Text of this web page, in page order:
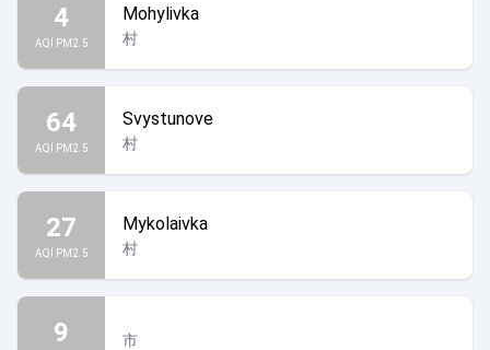
4
AQI PM2.5
Mohylivka
村
64
AQI PM2.5
Svystunove
村
27
AQI PM2.5
Mykolaivka
村
9 市